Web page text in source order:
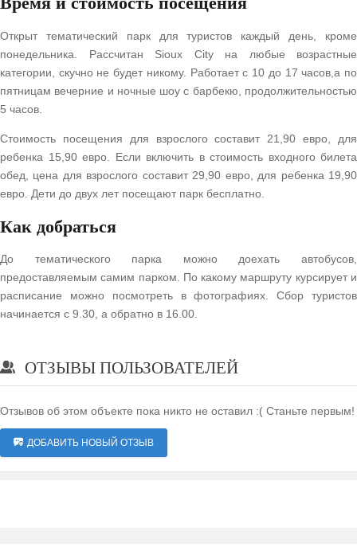
Открыт тематический парк для туристов каждый день, кроме
понедельника. Рассчитан Sioux City на любые возрастные
категории, скучно не будет никому. Работает с 10 до 17 часов,а по
пятницам вечерние и ночные шоу с барбекю, продолжительностью
5 часов.
Стоимость посещения для взрослого составит 21,90 евро, для
ребенка 15,90 евро. Если включить в стоимость входного билета
обед, цена для взрослого составит 29,90 евро, для ребенка 19,90
евро. Дети до двух лет посещают парк бесплатно.
Как добраться
До тематического парка можно доехать автобусов,
предоставляемым самим парком. По какому маршруту курсирует и
расписание можно посмотреть в фотографиях. Сбор туристов
начинается с 9.30, а обратно в 16.00.
ОТЗЫВЫ ПОЛЬЗОВАТЕЛЕЙ
Отзывов об этом объекте пока никто не оставил :( Станьте первым!
ДОБАВИТЬ НОВЫЙ ОТЗЫВ